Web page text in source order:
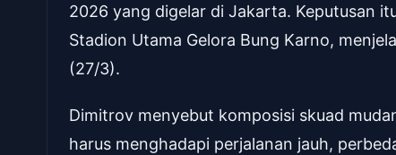
2026 yang digelar di Jakarta. Keputusan
Stadion Utama Gelora Bung Karno,
(27/3).
Dimitrov menyebut komposisi skuad
harus menghadapi perjalanan jauh,